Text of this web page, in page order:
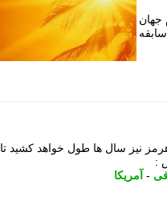
بود و از میان 15 شهر گرم جهان
نیز سال ها طول خواهد کشید تا
:
- آمریکا